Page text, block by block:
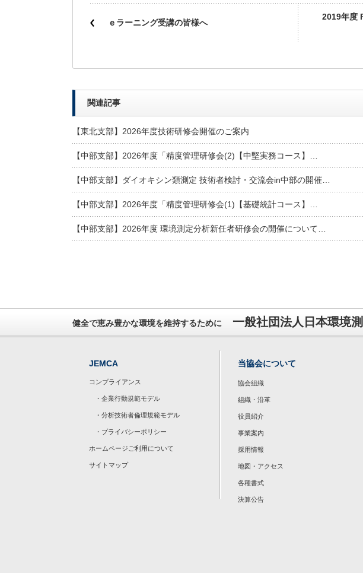
ｅラーニング受講の皆様へ
2019年度
関連記事
【東北支部】2026年度技術研修会開催のご案内
【中部支部】2026年度「精度管理研修会(2)【中堅実務コース】…
【中部支部】ダイオキシン類測定 技術者検討・交流会in中部の開催…
【中部支部】2026年度「精度管理研修会(1)【基礎統計コース】…
【中部支部】2026年度 環境測定分析新任者研修会の開催について…
健全で恵み豊かな環境を維持するために 一般社団法人日本環境
JEMCA
コンプライアンス
・企業行動規範モデル
・分析技術者倫理規範モデル
・プライバシーポリシー
ホームページご利用について
サイトマップ
当協会について
協会組織
組織・沿革
役員紹介
事業案内
採用情報
地図・アクセス
各種書式
決算公告